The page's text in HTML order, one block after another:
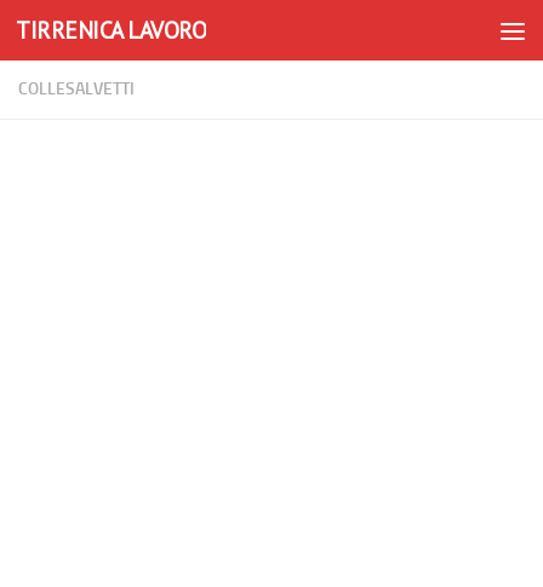
Skip to content
TIRRENICA LAVORO
COLLESALVETTI